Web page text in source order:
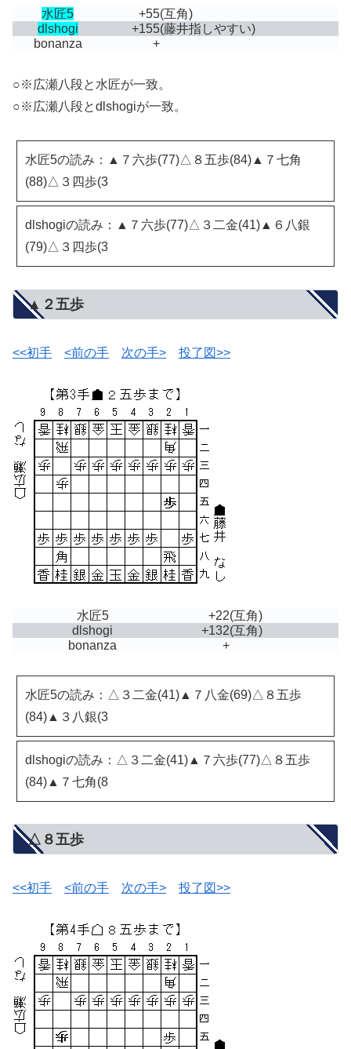
水匠5 +55(互角)
dlshogi
+155(藤井指しやすい)
bonanza
+
○※広瀬八段と水匠が一致。
○※広瀬八段とdlshogiが一致。
水匠5の読み：▲７六歩(77)△８五歩(84)▲７七角
(88)△３四歩(3
dlshogiの読み：▲７六歩(77)△３二金(41)▲６八銀
(79)△３四歩(3
▲２五歩
<<初手 <前の手 次の手> 投了図>>
水匠5 +22(互角)
dlshogi
+132(互角)
bonanza
+
水匠5の読み：△３二金(41)▲７八金(69)△８五歩
(84)▲３八銀(3
dlshogiの読み：△３二金(41)▲７六歩(77)△８五歩
(84)▲７七角(8
△８五歩
<<初手 <前の手 次の手> 投了図>>